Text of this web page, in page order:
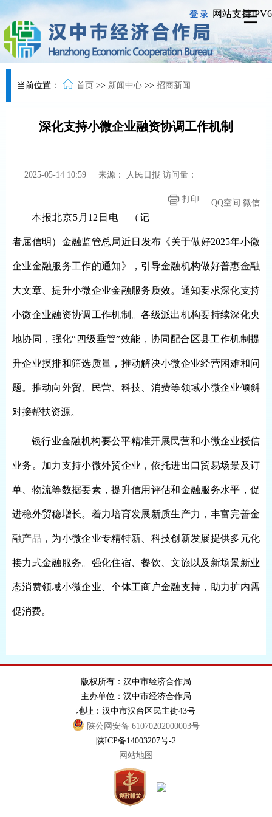
登录 网站支持IPV6
当前位置： 首页 >> 新闻中心 >> 招商新闻
深化支持小微企业融资协调工作机制
2025-05-14 10:59 来源： 人民日报 访问量：
打印 QQ空间 微信
本报北京5月12日电 （记
者屈信明）金融监管总局近日发布《关于做好2025年小微
企业金融服务工作的通知》，引导金融机构做好普惠金融
大文章、提升小微企业金融服务质效。通知要求深化支持
小微企业融资协调工作机制。各级派出机构要持续深化央
地协同，强化“四级垂管”效能，协同配合区县工作机制提
升企业摸排和筛选质量，推动解决小微企业经营困难和问
题。推动向外贸、民营、科技、消费等领域小微企业倾斜
对接帮扶资源。
银行业金融机构要公平精准开展民营和小微企业授信
业务。加力支持小微外贸企业，依托进出口贸易场景及订
单、物流等数据要素，提升信用评估和金融服务水平，促
进稳外贸稳增长。着力培育发展新质生产力，丰富完善金
融产品，为小微企业专精特新、科技创新发展提供多元化
接力式金融服务。强化住宿、餐饮、文旅以及新场景新业
态消费领域小微企业、个体工商户金融支持，助力扩内需
促消费。
版权所有：汉中市经济合作局
主办单位：汉中市经济合作局
地址：汉中市汉台区民主街43号
陕公网安备 61070202000003号
陕ICP备14003207号-2
网站地图